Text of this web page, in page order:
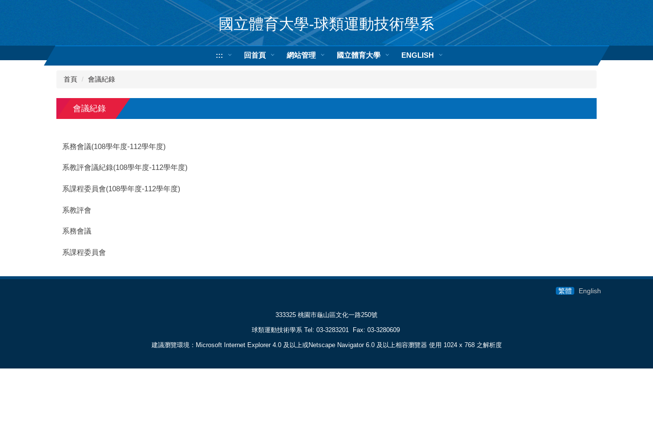
內
國立體育大學-球類運動技術學系
::: 回首頁 網站管理 國立體育大學 ENGLISH
首頁 會議紀錄
會議紀錄
系務會議(108學年度-112學年度)
系教評會議紀錄(108學年度-112學年度)
系課程委員會(108學年度-112學年度)
系教評會
系務會議
系課程委員會
繁體 English
333325 桃園市龜山區文化一路250號
球類運動技術學系 Tel: 03-3283201 Fax: 03-3280609
建議瀏覽環境：Microsoft Internet Explorer 4.0 及以上或Netscape Navigator 6.0 及以上相容瀏覽器 使用 1024 x 768 之解析度